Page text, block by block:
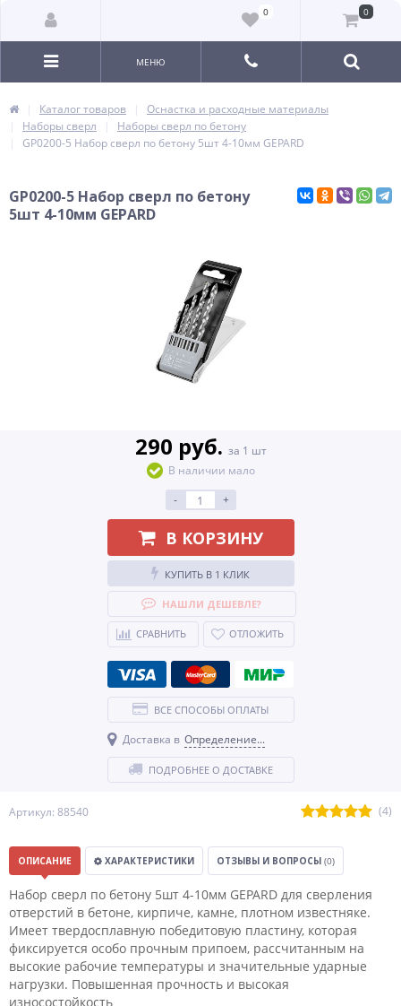
0 0
МЕНЮ
Каталог товаров
Оснастка и расходные материалы
Наборы сверл
Наборы сверл по бетону
GP0200-5 Набор сверл по бетону 5шт 4-10мм GEPARD
GP0200-5 Набор сверл по бетону
5шт 4-10мм GEPARD
Артикул: 88540 (4)
290 руб. за 1 шт
В наличии мало
-
+
В КОРЗИНУ
КУПИТЬ В 1 КЛИК
НАШЛИ ДЕШЕВЛЕ?
СРАВНИТЬ ОТЛОЖИТЬ
ВСЕ СПОСОБЫ ОПЛАТЫ
Доставка в Определение...
ПОДРОБНЕЕ О ДОСТАВКЕ
ОПИСАНИЕ ХАРАКТЕРИСТИКИ ОТЗЫВЫ И ВОПРОСЫ (0)
Набор сверл по бетону 5шт 4-10мм GEPARD для сверления
отверстий в бетоне, кирпиче, камне, плотном известняке.
Имеет твердосплавную победитовую пластину, которая
фиксируется особо прочным припоем, рассчитанным на
высокие рабочие температуры и значительные ударные
нагрузки. Повышенная прочность и высокая
износостойкость